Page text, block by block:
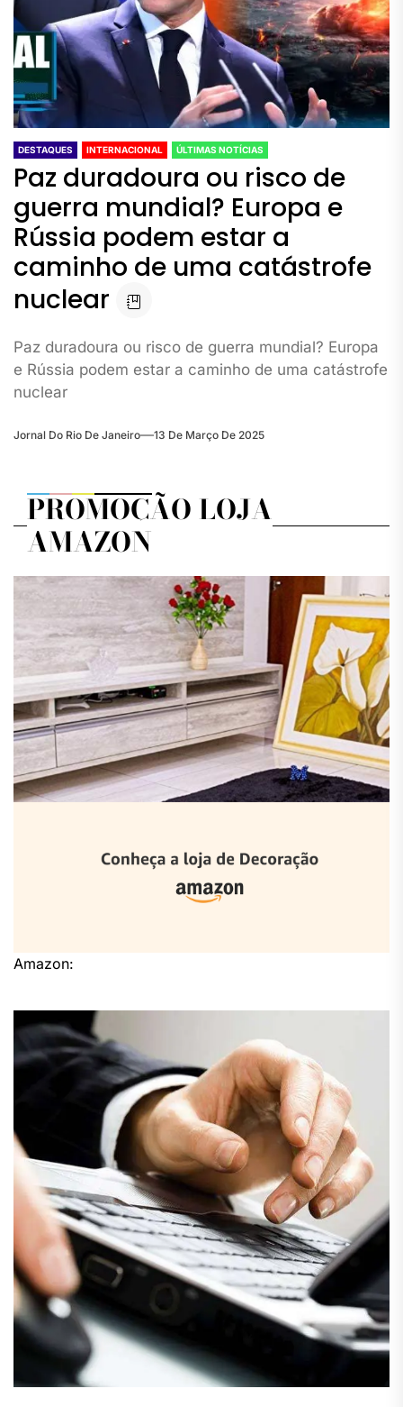
DESTAQUES INTERNACIONAL ÚLTIMAS NOTÍCIAS
Paz duradoura ou risco de
guerra mundial? Europa e
Rússia podem estar a
caminho de uma catástrofe
nuclear
Paz duradoura ou risco de guerra mundial? Europa
e Rússia podem estar a caminho de uma catástrofe
nuclear
Jornal Do Rio De Janeiro 13 De Março De 2025
PROMOÇÃO LOJA
AMAZON
Amazon: